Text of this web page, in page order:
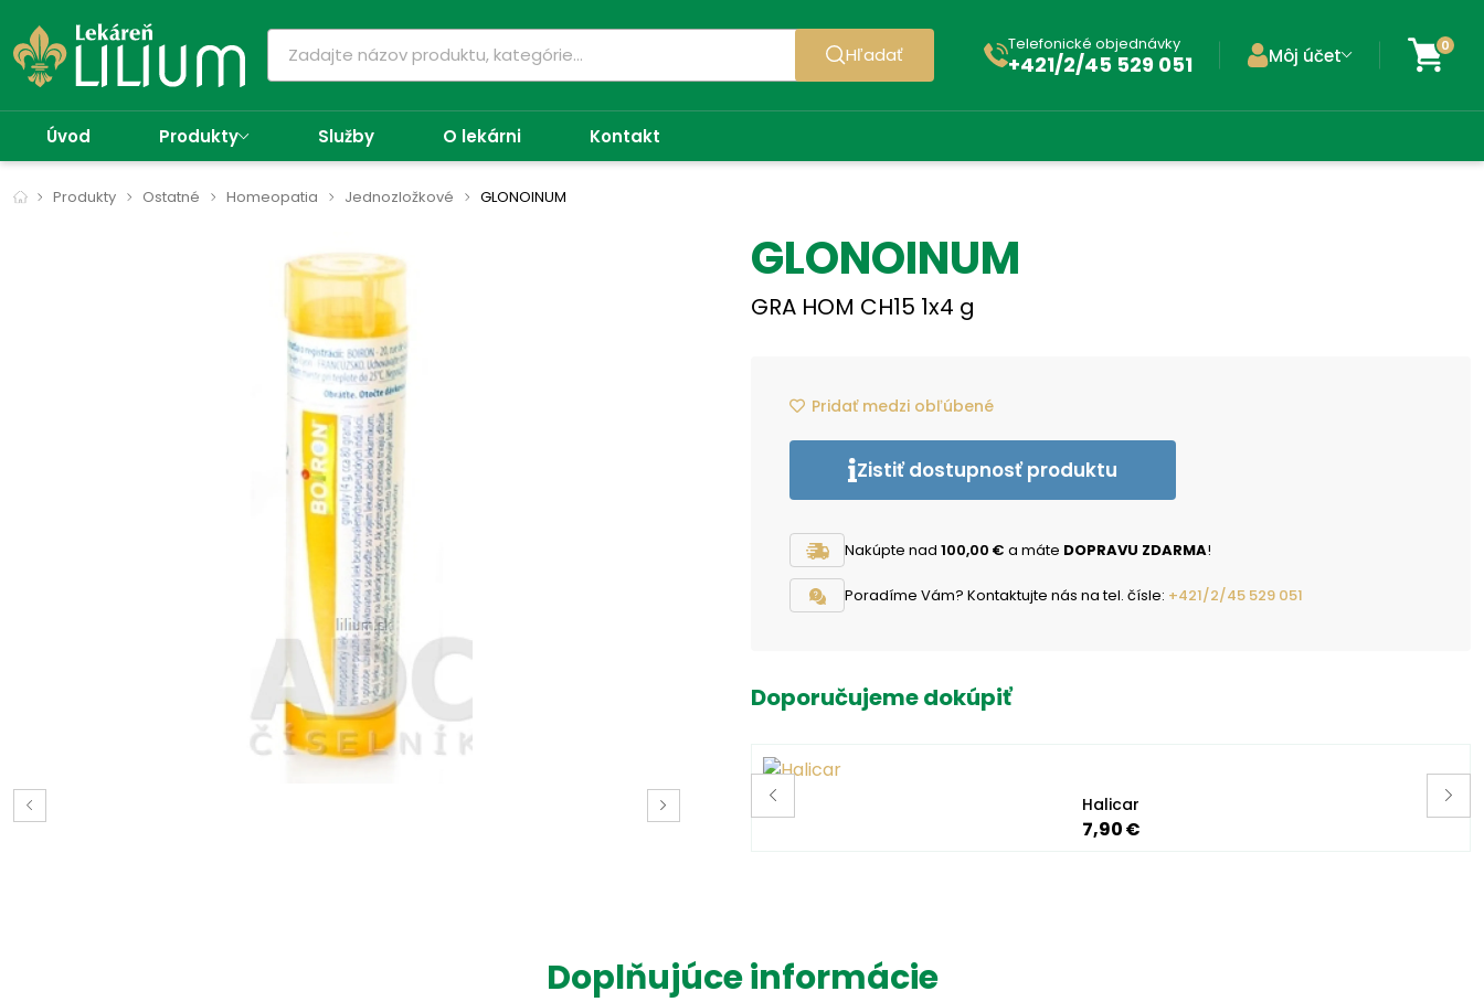
Hľadať Telefonické objednávky
+421/2/45 529 051 Môj účet 0
Úvod Produkty Služby O lekárni Kontakt
Produkty Ostatné Homeopatia Jednozložkové GLONOINUM
GLONOINUM
GRA HOM CH15 1x4 g
Pridať medzi obľúbené
Zistiť dostupnosť produktu
Nakúpte nad 100,00 € a máte DOPRAVU ZDARMA!
Poradíme Vám? Kontaktujte nás na tel. čísle: +421/2/45 529 051
Doporučujeme dokúpiť
Halicar
7,90 €
Doplňujúce informácie